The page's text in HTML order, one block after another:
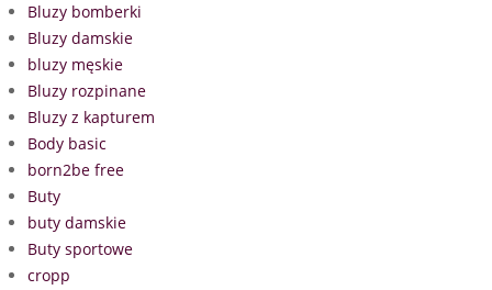
Bluzy bomberki
Bluzy damskie
bluzy męskie
Bluzy rozpinane
Bluzy z kapturem
Body basic
born2be free
Buty
buty damskie
Buty sportowe
cropp